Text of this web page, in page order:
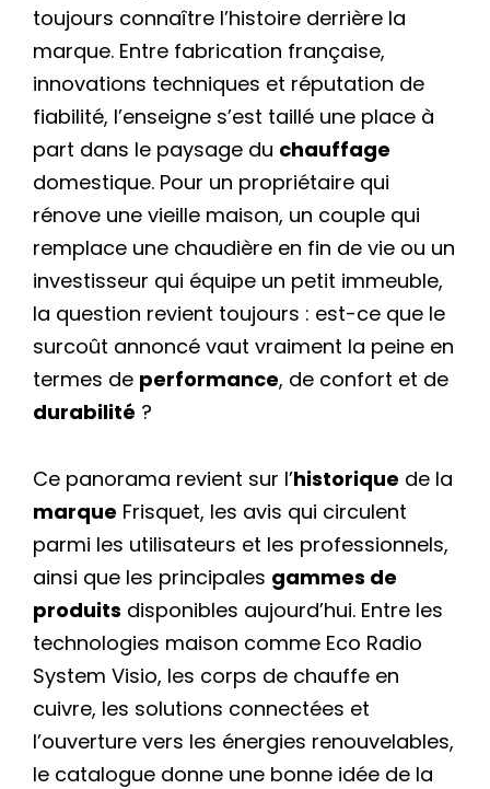
toujours connaître l’histoire derrière la
marque. Entre fabrication française,
innovations techniques et réputation de
fiabilité, l’enseigne s’est taillé une place à
part dans le paysage du chauffage
domestique. Pour un propriétaire qui
rénove une vieille maison, un couple qui
remplace une chaudière en fin de vie ou un
investisseur qui équipe un petit immeuble,
la question revient toujours : est-ce que le
surcoût annoncé vaut vraiment la peine en
termes de performance, de confort et de
durabilité ?
Ce panorama revient sur l’historique de la
marque Frisquet, les avis qui circulent
parmi les utilisateurs et les professionnels,
ainsi que les principales gammes de
produits disponibles aujourd’hui. Entre les
technologies maison comme Eco Radio
System Visio, les corps de chauffe en
cuivre, les solutions connectées et
l’ouverture vers les énergies renouvelables,
le catalogue donne une bonne idée de la